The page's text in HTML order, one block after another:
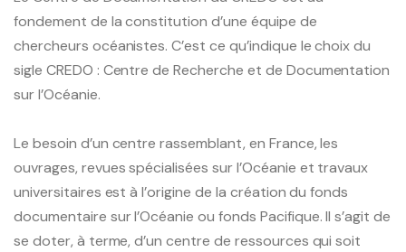
Le Centre de Documentation
Les Archives Scientifiques
Pacific-Credo publications
fondement de la constitution d’une équipe de
chercheurs océanistes. C’est ce qu’indique le choix du
sigle CREDO : Centre de Recherche et de Documentation
sur l’Océanie.
Le besoin d’un centre rassemblant, en France, les
ouvrages, revues spécialisées sur l’Océanie et travaux
universitaires est à l’origine de la création du fonds
documentaire sur l’Océanie ou fonds Pacifique. Il s’agit de
se doter, à terme, d’un centre de ressources qui soit